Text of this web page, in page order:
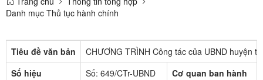
Danh mục Thủ tục hành chính
Tiêu đề văn bản
CHƯƠNG TRÌNH Công tác của UBND huyện
Số hiệu
Số: 649/CTr-UBND
Cơ quan ban hành